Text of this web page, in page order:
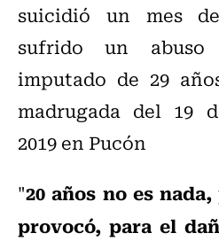
suicidió un mes
sufrido un
imputado de 29
madrugada del 19
2019 en Pucón
"20 años no es
provocó, para el